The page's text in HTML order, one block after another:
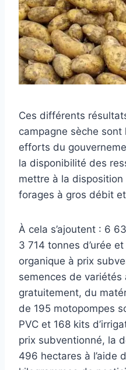
Ces différents
campagne sèche
efforts du
la disponibilité des
mettre à la
forages à gros débit
À cela s’ajoutent : 6
3 714 tonnes d’urée
organique à prix
semences de
gratuitement, du
de 195 motopompes
PVC et 168 kits
prix subventionné, la
496 hectares à l’aide